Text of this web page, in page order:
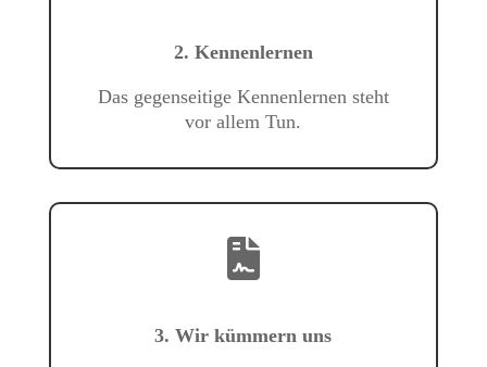
2. Kennenlernen
Das gegenseitige Kennenlernen steht
vor allem Tun.
3. Wir kümmern uns